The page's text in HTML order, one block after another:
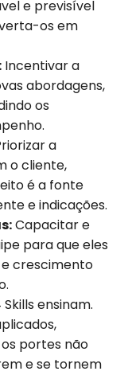
e previsível
os em
Incentivar a
abordagens,
os
a
o cliente,
é a fonte
e indicações.
Capacitar e
para que eles
crescimento
ensinam.
portes não
e se tornem